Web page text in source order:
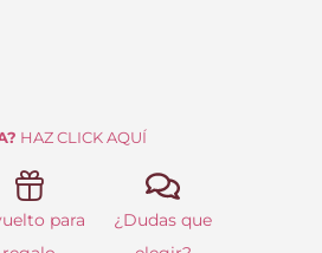
HAZ CLICK AQUÍ
para
¿Dudas que